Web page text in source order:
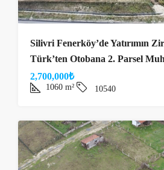
Silivri Fenerköy’de Yatırımın
Türk’ten Otobana 2. Parsel
2,700,000₺
1060 m² 10540